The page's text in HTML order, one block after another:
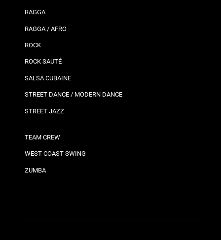
RAGGA
RAGGA / AFRO
ROCK
ROCK SAUTÉ
SALSA CUBAINE
STREET DANCE / MODERN DANCE
STREET JAZZ
TEAM CREW
WEST COAST SWING
ZUMBA